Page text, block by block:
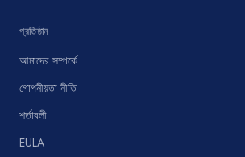
প্রতিষ্ঠান
আমাদের সম্পর্কে
গোপনীয়তা নীতি
শর্তাবলী
EULA